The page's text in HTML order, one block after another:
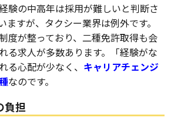
験の中高年は採用が難しいと判断さ
ますが、タクシー業界は例外です。
度が整っており、二種免許取得も会
る求人が多数あります。「経験がな
る心配が少なく、 キャリアチェンジ
なのです。
負担